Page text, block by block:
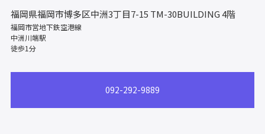
福岡県福岡市博多区中洲3丁目7-15 TM-30BUILDING 4階
福岡市営地下鉄空港線
中洲川端駅
徒歩1分
092-292-9889